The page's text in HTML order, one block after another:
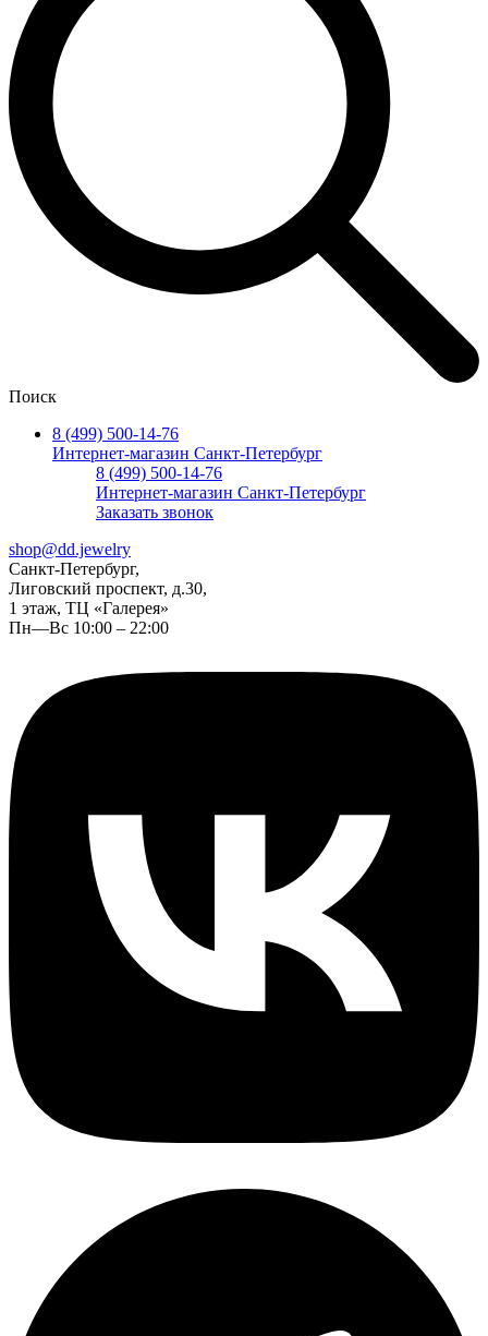
Поиск
8 (499) 500-14-76
Интернет-магазин Санкт-Петербург
8 (499) 500-14-76
Интернет-магазин Санкт-Петербург
Заказать звонок
shop@dd.jewelry
Санкт-Петербург,
Лиговский проспект, д.30,
1 этаж, ТЦ «Галерея»
Пн—Вс 10:00 – 22:00